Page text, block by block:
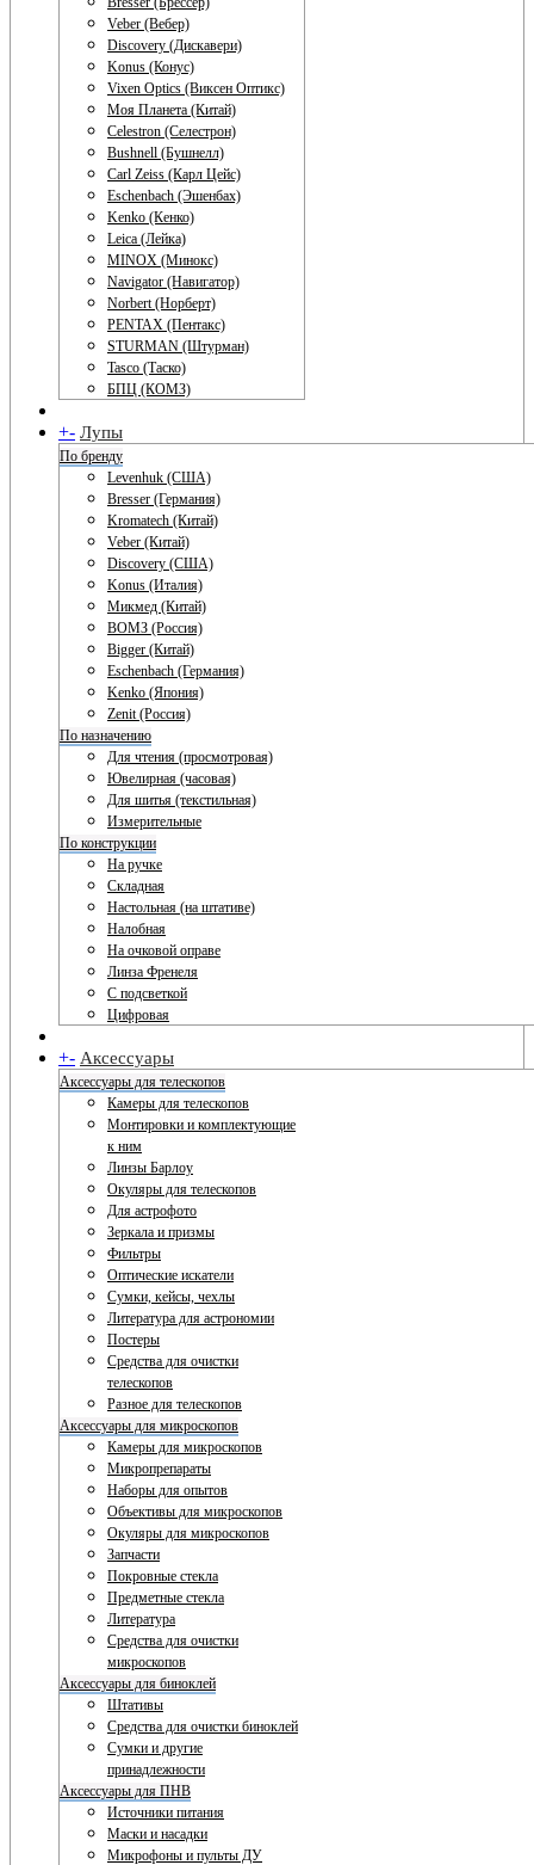
Veber (Вебер)
Discovery (Дискавери)
Konus (Конус)
Vixen Optics (Виксен Оптикс)
Моя Планета (Китай)
Celestron (Селестрон)
Bushnell (Бушнелл)
Carl Zeiss (Карл Цейс)
Eschenbach (Эшенбах)
Kenko (Кенко)
Leica (Лейка)
MINOX (Минокс)
Navigator (Навигатор)
Norbert (Норберт)
PENTAX (Пентакс)
STURMAN (Штурман)
Tasco (Таско)
БПЦ (КОМЗ)
+- Лупы
По бренду
Levenhuk (США)
Bresser (Германия)
Kromatech (Китай)
Veber (Китай)
Discovery (США)
Konus (Италия)
Микмед (Китай)
ВОМЗ (Россия)
Bigger (Китай)
Eschenbach (Германия)
Kenko (Япония)
Zenit (Россия)
По назначению
Для чтения (просмотровая)
Ювелирная (часовая)
Для шитья (текстильная)
Измерительные
По конструкции
На ручке
Складная
Настольная (на штативе)
Налобная
На очковой оправе
Линза Френеля
С подсветкой
Цифровая
+- Аксессуары
Аксессуары для телескопов
Камеры для телескопов
Монтировки и комплектующие
к ним
Линзы Барлоу
Окуляры для телескопов
Для астрофото
Зеркала и призмы
Фильтры
Оптические искатели
Сумки, кейсы, чехлы
Литература для астрономии
Постеры
Средства для очистки
телескопов
Разное для телескопов
Аксессуары для микроскопов
Камеры для микроскопов
Микропрепараты
Наборы для опытов
Объективы для микроскопов
Окуляры для микроскопов
Запчасти
Покровные стекла
Предметные стекла
Литература
Средства для очистки
микроскопов
Аксессуары для биноклей
Штативы
Средства для очистки биноклей
Сумки и другие
принадлежности
Аксессуары для ПНВ
Источники питания
Маски и насадки
Микрофоны и пульты ДУ